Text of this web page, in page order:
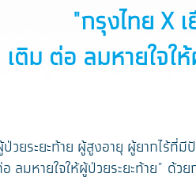
"กรุงไทย X
เติม ต่อ ลมหายใจใ
ระยะท้าย ผู้สูงอายุ ผู้ยากไร้ที่
ลมหายใจให้ผู้ป่วยระยะท้าย” ด้